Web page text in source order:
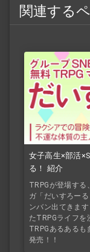
関連する
女子高生×部活
る！ 紹介
TRPGが登場する
ガ「だいすろー
ンバン出てきま
たTRPGライフを
TRPGあるあるも
発売！！